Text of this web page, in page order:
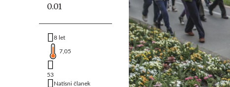
0.01
8 let
7,05
53
Natisni članek